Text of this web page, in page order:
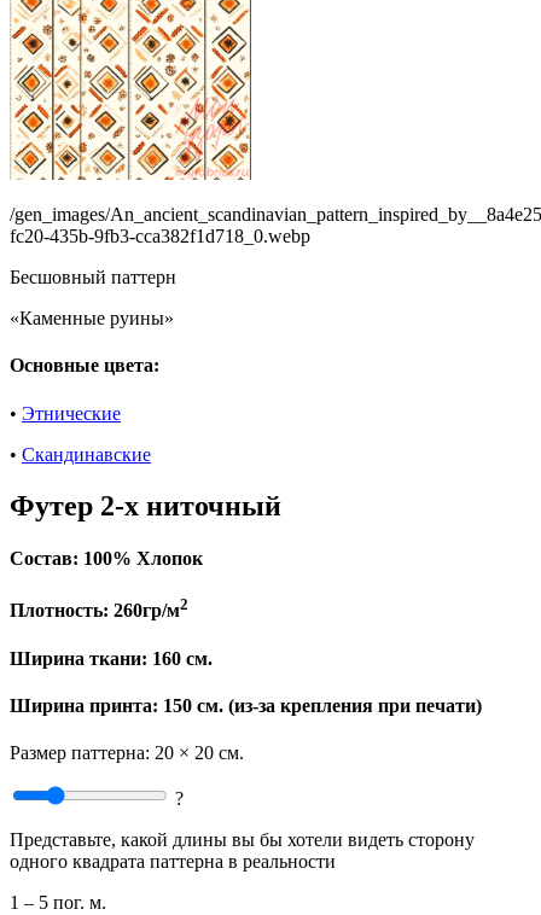
/gen_images/
fc20-435b-9fb3-cca382f1d718_0.webp
Бесшовный паттерн
«Каменные руины»
Основные цвета:
• Этнические
• Скандинавские
Футер 2-х ниточный
Состав: 100% Хлопок
Плотность: 260гр/м2
Ширина ткани: 160 см.
Ширина принта: 150 см. (из-за крепления при печати)
Размер паттерна: 20 × 20 см.
?
Представьте, какой длины вы бы хотели видеть сторону
одного квадрата паттерна в реальности
1 – 5 пог. м.